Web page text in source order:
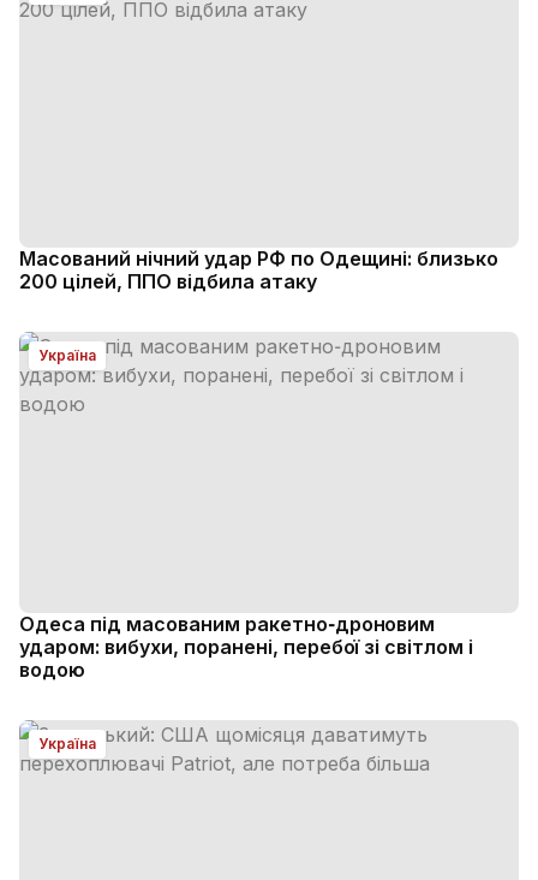
Масований нічний удар РФ по Одещині: близько
200 цілей, ППО відбила атаку
Україна
Одеса під масованим ракетно‑дроновим
ударом: вибухи, поранені, перебої зі світлом і
водою
Україна